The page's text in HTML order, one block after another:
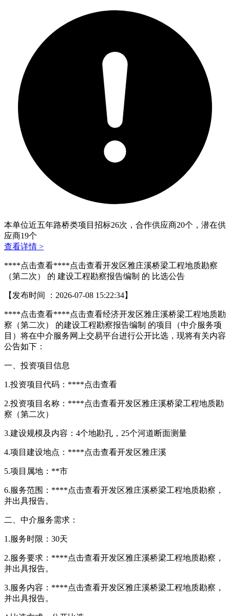
本单位近五年路桥类项目招标26次，合作供应商20个，潜在供
应商19个
查看详情 >
****点击查看****点击查看开发区雅庄溪桥梁工程地质勘察
（第二次） 的 建设工程勘察报告编制 的 比选公告
【发布时间 ：2026-07-08 15:22:34】
****点击查看****点击查看经济开发区雅庄溪桥梁工程地质勘
察（第二次） 的建设工程勘察报告编制 的项目（中介服务项
目）将在中介服务网上交易平台进行公开比选，现将有关内容
公告如下：
一、投资项目信息
1.投资项目代码：****点击查看
2.投资项目名称：****点击查看开发区雅庄溪桥梁工程地质勘
察（第二次）
3.建设规模及内容：4个地勘孔，25个河道断面测量
4.项目建设地点：****点击查看开发区雅庄溪
5.项目属地：**市
6.服务范围：****点击查看开发区雅庄溪桥梁工程地质勘察，
并出具报告。
二、中介服务需求：
1.服务时限：30天
2.服务要求：****点击查看开发区雅庄溪桥梁工程地质勘察，
并出具报告。
3.服务内容：****点击查看开发区雅庄溪桥梁工程地质勘察，
并出具报告。